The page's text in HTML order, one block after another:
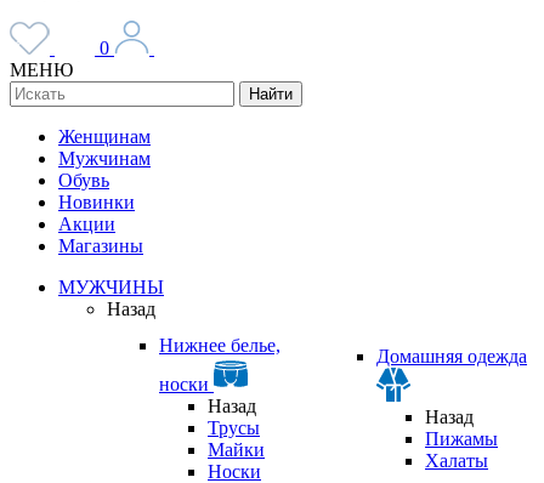
0
МЕНЮ
Найти
Женщинам
Мужчинам
Обувь
Новинки
Акции
Магазины
МУЖЧИНЫ
Назад
Нижнее белье,
носки
Назад
Трусы
Майки
Носки
Домашняя одежда
Назад
Пижамы
Халаты